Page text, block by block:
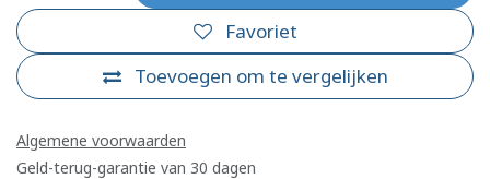
Toevoegen om te vergelijken
Favoriet
Algemene voorwaarden
Geld-terug-garantie van 30 dagen